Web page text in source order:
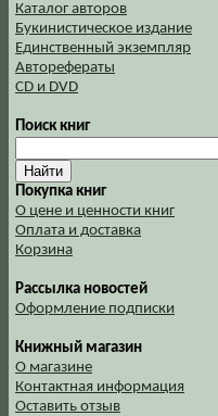
Каталог авторов
Букинистическое издание
Единственный экземпляр
Авторефераты
CD и DVD
Поиск книг
Покупка книг
О цене и ценности книг
Оплата и доставка
Корзина
Рассылка новостей
Оформление подписки
Книжный магазин
О магазине
Контактная информация
Оставить отзыв